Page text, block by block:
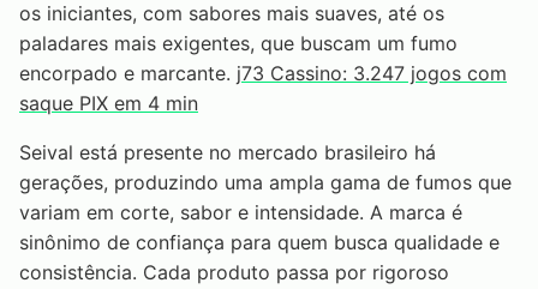
os iniciantes, com sabores mais suaves, até os
paladares mais exigentes, que buscam um fumo
encorpado e marcante. j73 Cassino: 3.247 jogos com
saque PIX em 4 min
Seival está presente no mercado brasileiro há
gerações, produzindo uma ampla gama de fumos que
variam em corte, sabor e intensidade. A marca é
sinônimo de confiança para quem busca qualidade e
consistência. Cada produto passa por rigoroso